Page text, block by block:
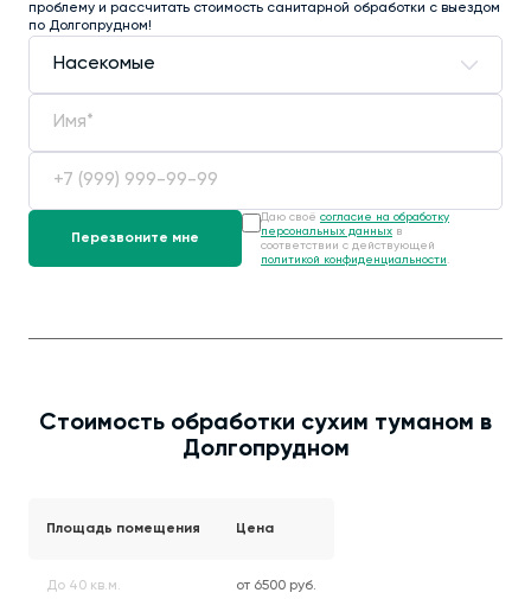
проблему и рассчитать стоимость санитарной обработки с выездом
по Долгопрудном!
Даю своё согласие на обработку
персональных данных в
соответствии с действующей
политикой конфиденциальности .
Стоимость обработки сухим туманом в
Долгопрудном
Площадь помещения Цена
До 40 кв.м. от 6500 руб.